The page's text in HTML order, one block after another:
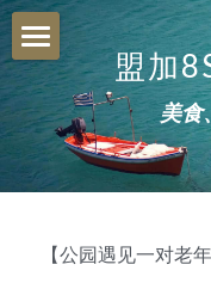
盟加
美食
图文news
油管YouTube
联系contact
搜索
【公园遇见一对老
所有商品分类
所有博客分类